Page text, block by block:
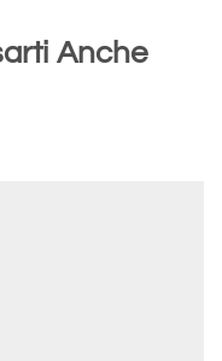
Anche